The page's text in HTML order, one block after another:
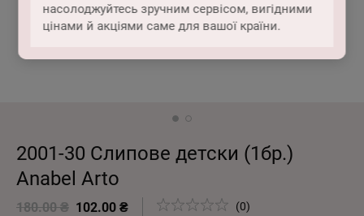
насолоджуйтесь зручним сервісом, вигідними
цінами й акціями саме для вашої країни.
2001-30 Слипове детски (1бр.)
Anabel Arto
180.00 ₴ 102.00 ₴ (0)